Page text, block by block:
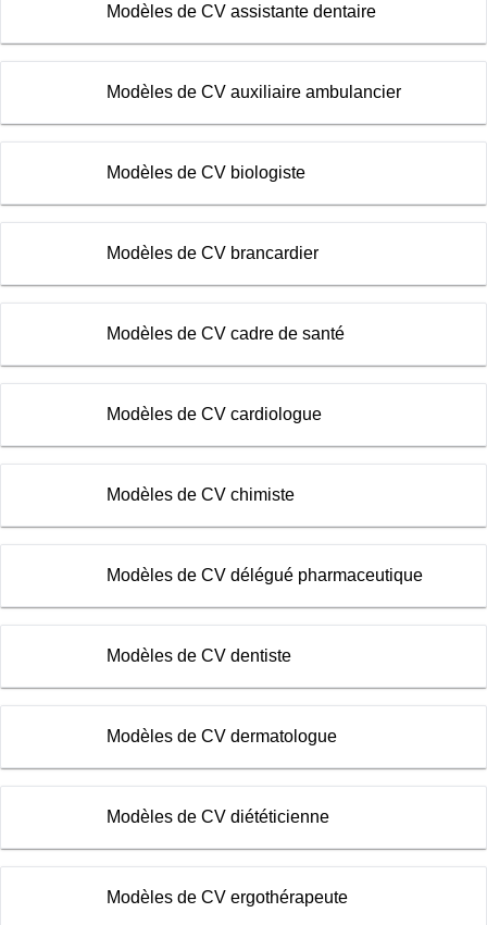
Modèles de CV assistante dentaire
Modèles de CV auxiliaire ambulancier
Modèles de CV biologiste
Modèles de CV brancardier
Modèles de CV cadre de santé
Modèles de CV cardiologue
Modèles de CV chimiste
Modèles de CV délégué pharmaceutique
Modèles de CV dentiste
Modèles de CV dermatologue
Modèles de CV diététicienne
Modèles de CV ergothérapeute